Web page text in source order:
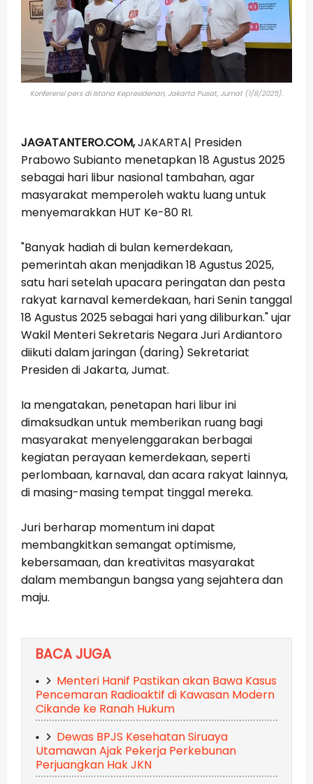
Konferensi pers di Istana Kepresidenan, Jakarta Pusat, Jumat (1/8/2025).
JAGATANTERO.COM,JAKARTA| Presiden
Prabowo Subianto menetapkan 18 Agustus 2025
sebagai hari libur nasional tambahan, agar
masyarakat memperoleh waktu luang untuk
menyemarakkan HUT Ke-80 RI.
"Banyak hadiah di bulan kemerdekaan,
pemerintah akan menjadikan 18 Agustus 2025,
satu hari setelah upacara peringatan dan pesta
rakyat karnaval kemerdekaan, hari Senin tanggal
18 Agustus 2025 sebagai hari yang diliburkan." ujar
Wakil Menteri Sekretaris Negara Juri Ardiantoro
diikuti dalam jaringan (daring) Sekretariat
Presiden di Jakarta, Jumat.
Ia mengatakan, penetapan hari libur ini
dimaksudkan untuk memberikan ruang bagi
masyarakat menyelenggarakan berbagai
kegiatan perayaan kemerdekaan, seperti
perlombaan, karnaval, dan acara rakyat lainnya,
di masing-masing tempat tinggal mereka.
Juri berharap momentum ini dapat
membangkitkan semangat optimisme,
kebersamaan, dan kreativitas masyarakat
dalam membangun bangsa yang sejahtera dan
maju.
BACA JUGA
Menteri Hanif Pastikan akan Bawa Kasus
Pencemaran Radioaktif di Kawasan Modern
Cikande ke Ranah Hukum
Dewas BPJS Kesehatan Siruaya
Utamawan Ajak Pekerja Perkebunan
Perjuangkan Hak JKN